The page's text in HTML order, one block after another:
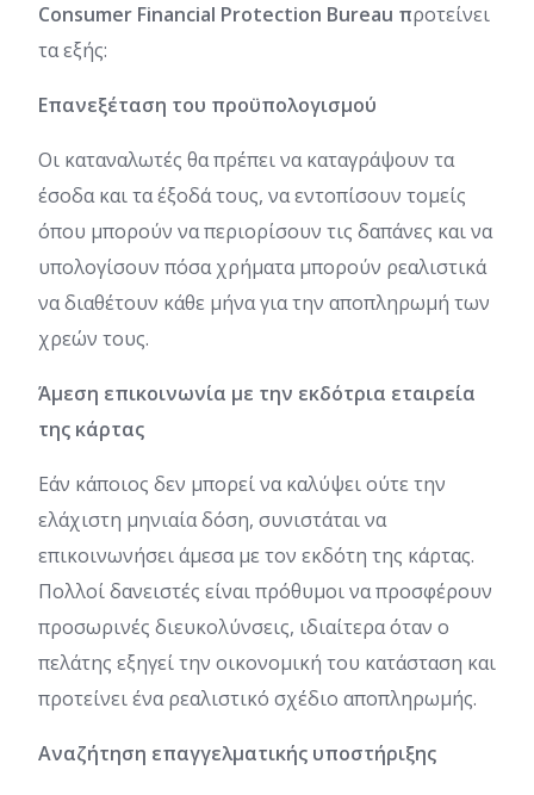
Consumer Financial Protection Bureau προτείνει
τα εξής:
Επανεξέταση του προϋπολογισμού
Οι καταναλωτές θα πρέπει να καταγράψουν τα
έσοδα και τα έξοδά τους, να εντοπίσουν τομείς
όπου μπορούν να περιορίσουν τις δαπάνες και να
υπολογίσουν πόσα χρήματα μπορούν ρεαλιστικά
να διαθέτουν κάθε μήνα για την αποπληρωμή των
χρεών τους.
Άμεση επικοινωνία με την εκδότρια εταιρεία
της κάρτας
Εάν κάποιος δεν μπορεί να καλύψει ούτε την
ελάχιστη μηνιαία δόση, συνιστάται να
επικοινωνήσει άμεσα με τον εκδότη της κάρτας.
Πολλοί δανειστές είναι πρόθυμοι να προσφέρουν
προσωρινές διευκολύνσεις, ιδιαίτερα όταν ο
πελάτης εξηγεί την οικονομική του κατάσταση και
προτείνει ένα ρεαλιστικό σχέδιο αποπληρωμής.
Αναζήτηση επαγγελματικής υποστήριξης